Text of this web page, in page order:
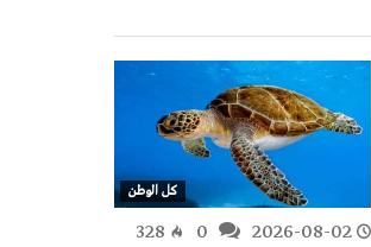
كل الوطن
2026-08-02
328